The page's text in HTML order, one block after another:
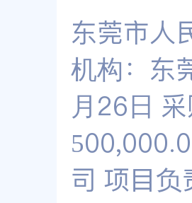
东莞市人
机构：东
月26日
司 项目